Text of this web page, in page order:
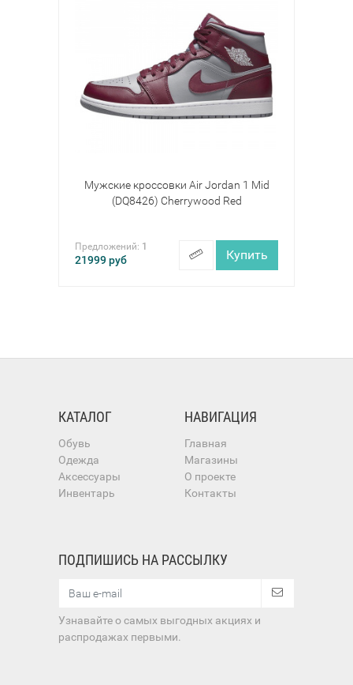
Мужские кроссовки Air Jordan 1 Mid
(DQ8426) Cherrywood Red
Предложений: 1
21999руб Купить
КАТАЛОГ
Обувь
Одежда
Аксессуары
Инвентарь
НАВИГАЦИЯ
Главная
Магазины
О проекте
Контакты
ПОДПИШИСЬ НА РАССЫЛКУ
Узнавайте о самых выгодных акциях и
распродажах первыми.